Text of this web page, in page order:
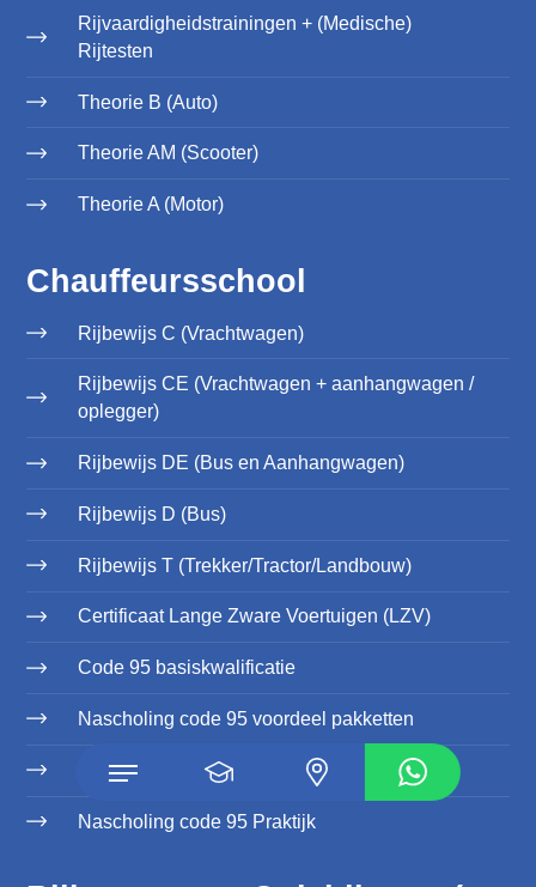
Rijvaardigheidstrainingen + (Medische)
Rijtesten
Theorie B (Auto)
Theorie AM (Scooter)
Theorie A (Motor)
Chauffeursschool
Rijbewijs C (Vrachtwagen)
Rijbewijs CE (Vrachtwagen + aanhangwagen /
oplegger)
Rijbewijs DE (Bus en Aanhangwagen)
Rijbewijs D (Bus)
Rijbewijs T (Trekker/Tractor/Landbouw)
Certificaat Lange Zware Voertuigen (LZV)
Code 95 basiskwalificatie
Nascholing code 95 voordeel pakketten
Nascholing code 95 Theorie
Nascholing code 95 Praktijk